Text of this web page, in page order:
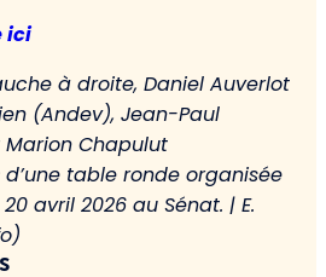
ici
à droite, Daniel Auverlot
(Andev), Jean-Paul
Marion Chapulut
d’une table ronde organisée
avril 2026 au Sénat. | E.